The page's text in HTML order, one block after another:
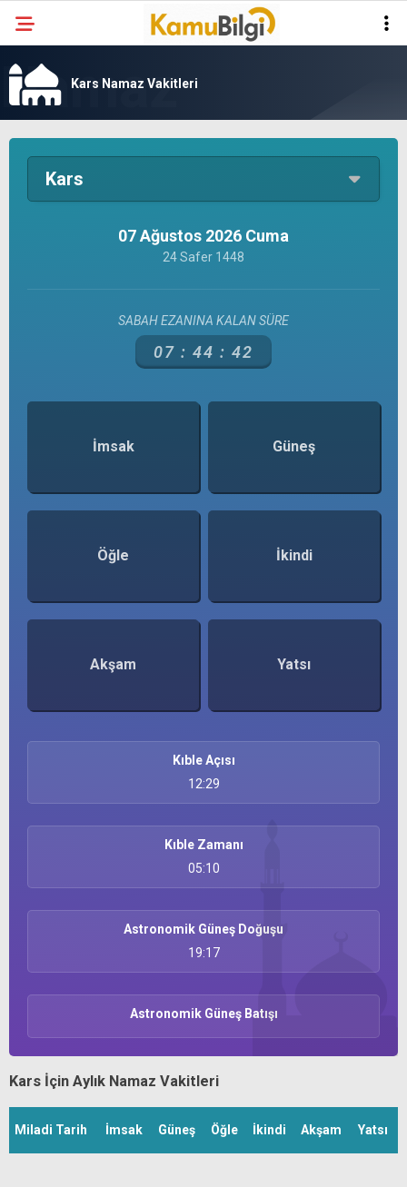
Kars Namaz Vakitleri
Kars İçin Aylık Namaz Vakitleri
Miladi Tarih İmsak Güneş Öğle İkindi Akşam Yatsı
Kars
07 Ağustos 2026 Cuma
24 Safer 1448
SABAH EZANINA KALAN SÜRE
07 : 44 : 42
İmsak Güneş
Öğle İkindi
Akşam Yatsı
Kıble Açısı
12:29
Kıble Zamanı
05:10
Astronomik Güneş Doğuşu
19:17
Astronomik Güneş Batışı